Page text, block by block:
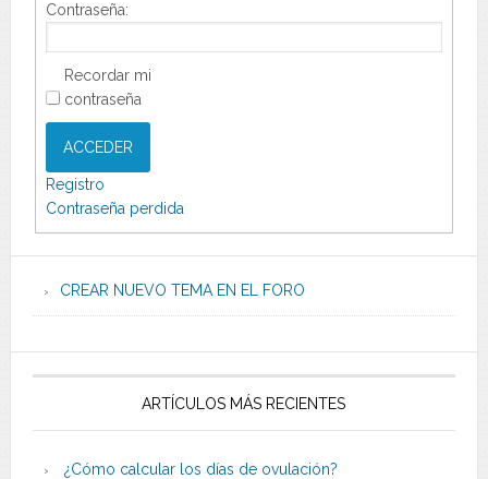
Contraseña:
Recordar mi
contraseña
ACCEDER
Registro
Contraseña perdida
CREAR NUEVO TEMA EN EL FORO
ARTÍCULOS MÁS RECIENTES
¿Cómo calcular los días de ovulación?